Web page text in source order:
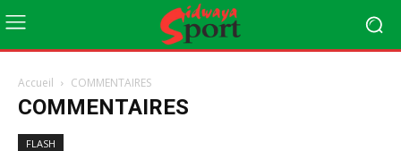
Accueil COMMENTAIRES
COMMENTAIRES
FLASH